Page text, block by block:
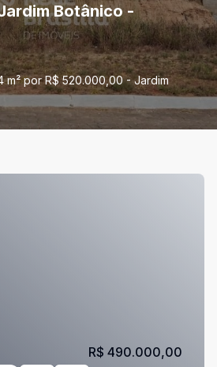
Botânico -
m² por R$ 520.000,00 - Jardim
R$ 490.000,00